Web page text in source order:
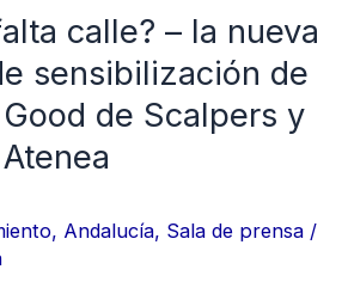
calle? – la nueva
sensibilización de
de Scalpers y
, Andalucía, Sala de prensa /